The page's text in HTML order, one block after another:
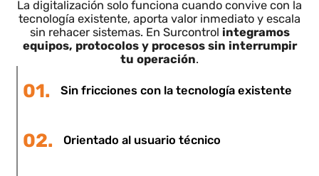
Un ecosistema modular que se
adapta a tu planta, no al revés
sin rehacer sistemas. En Surcontrol
equipos, protocolos y procesos sin interrumpir